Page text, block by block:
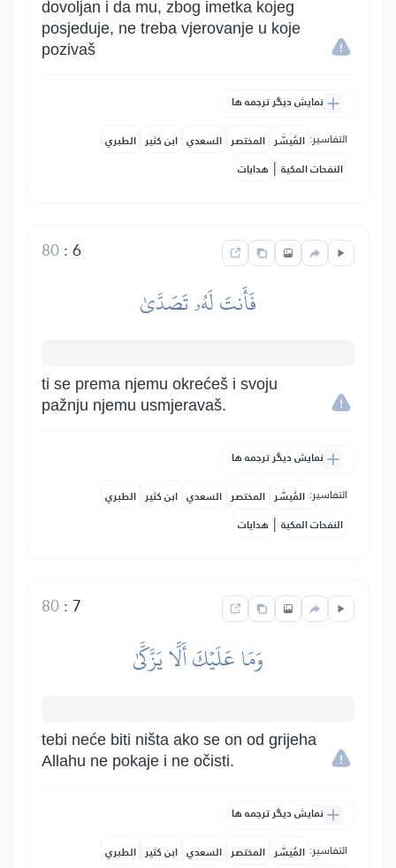
dovoljan i da mu, zbog imetka kojeg
posjeduje, ne treba vjerovanje u koje
pozivaš
نمایش دیگر ترجمه ها
التفاسير: المُيسَّر المختصر السعدي ابن كثير الطبري
النفحات المكية | هدايات
6
:
80
فَأَنتَ لَهُۥ تَصَدَّىٰ
ti se prema njemu okrećeš i svoju
pažnju njemu usmjeravaš.
نمایش دیگر ترجمه ها
التفاسير: المُيسَّر المختصر السعدي ابن كثير الطبري
النفحات المكية | هدايات
7
:
80
وَمَا عَلَيۡكَ أَلَّا يَزَّكَّىٰ
tebi neće biti ništa ako se on od grijeha
Allahu ne pokaje i ne očisti.
نمایش دیگر ترجمه ها
التفاسير: المُيسَّر المختصر السعدي ابن كثير الطبري